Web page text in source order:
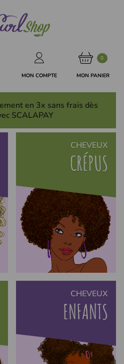
MON COMPTE
0
MON PANIER
en 3x sans frais dès
SCALAPAY
CHEVEUX
CRÉPUS
CHEVEUX
ENFANTS